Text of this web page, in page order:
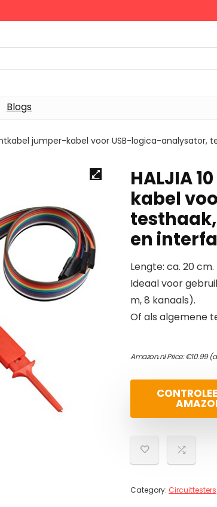
Blogs
jumper-kabel voor USB-logica-
HALJIA
kabel
en
Lengte: ca. 20 cm.
Ideaal voor
m, 8 kanaals).
Of als algemene
Amazon.nl Price:€10.99
Category: Circuittesters